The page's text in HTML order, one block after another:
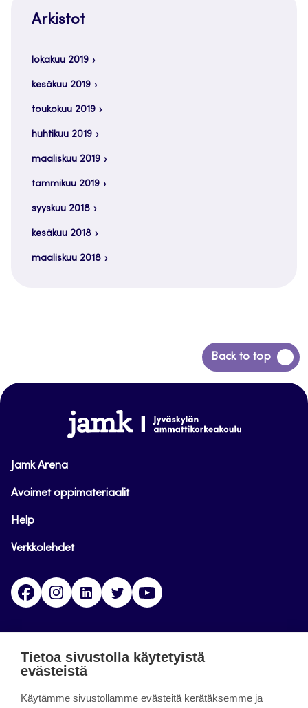
Arkistot
lokakuu 2019
kesäkuu 2019
toukokuu 2019
huhtikuu 2019
maaliskuu 2019
tammikuu 2019
syyskuu 2018
kesäkuu 2018
maaliskuu 2018
Back to top
Siirry
takaisin
www.jamk.fi
Jamk Arena
Avoimet oppimateriaalit
Help
Verkkolehdet
FacebookInstagramLinkedinTwitter
päättynyt 11.9.2023.
Tietoa sivustolla käytetyistä
evästeistä
Käytämme sivustollamme evästeitä kerätäksemme ja